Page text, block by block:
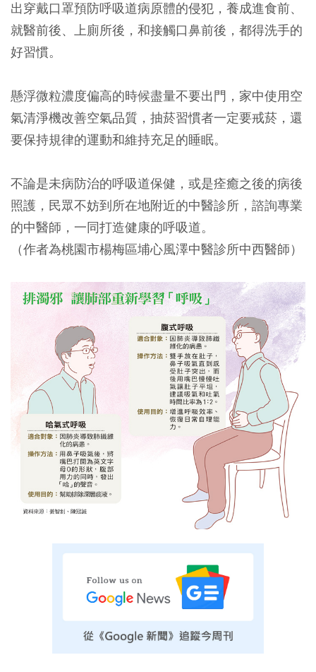
出穿戴口罩預防呼吸道病原體的侵犯，養成進食前、
就醫前後、上廁所後，和接觸口鼻前後，都得洗手的
好習慣。
懸浮微粒濃度偏高的時候盡量不要出門，家中使用空
氣清淨機改善空氣品質，抽菸習慣者一定要戒菸，還
要保持規律的運動和維持充足的睡眠。
不論是未病防治的呼吸道保健，或是痊癒之後的病後
照護，民眾不妨到所在地附近的中醫診所，諮詢專業
的中醫師，一同打造健康的呼吸道。
（作者為桃園市楊梅區埔心風澤中醫診所中西醫師）